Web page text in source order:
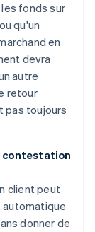
fonds sur
qu'un
en
devra
autre
retour
pas toujours
contestation
client peut
automatique
donner de